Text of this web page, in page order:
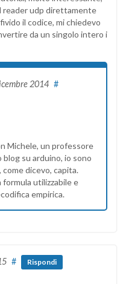
reader udp direttamente
il codice, mi chiedevo
da un singolo intero i
2014 #
Michele, un professore
su arduino, io sono
dicevo, capita.
utilizzabile e
empirica.
# Rispondi